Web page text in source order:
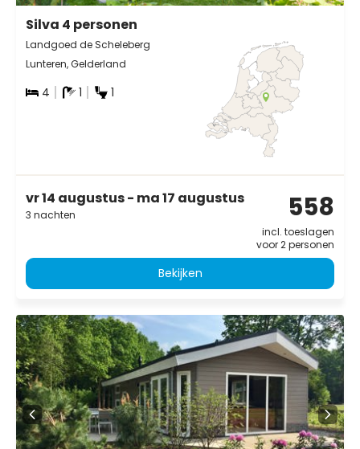
Silva 4 personen
Landgoed de Scheleberg
Lunteren, Gelderland
4 1 1
vr 14 augustus - ma 17 augustus
3 nachten 558
incl. toeslagen
voor 2 personen
Bekijken